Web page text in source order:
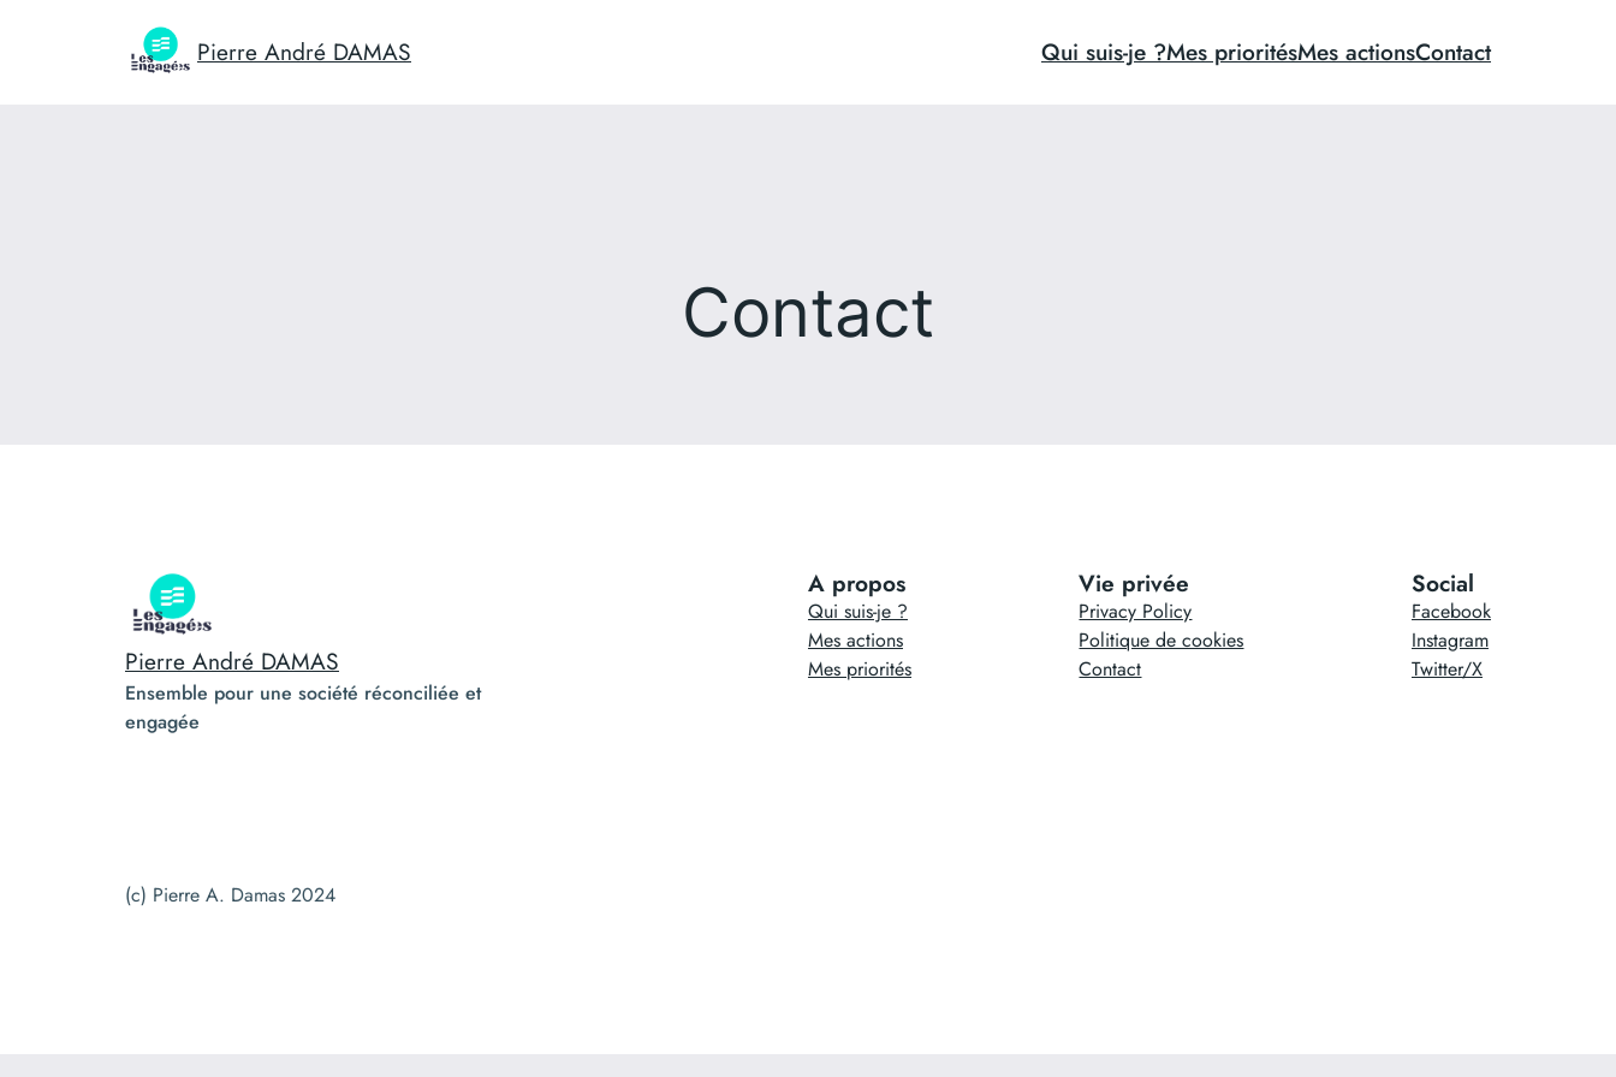
Pierre André DAMAS Qui suis-je ?Mes prioritésMes actionsContact
Contact
Pierre André DAMAS
Ensemble pour une société réconciliée et
engagée
A propos
Qui suis-je ?
Mes actions
Mes priorités
Vie privée
Privacy Policy
Politique de cookies
Contact
Social
Facebook
Instagram
Twitter/X
(c) Pierre A. Damas 2024